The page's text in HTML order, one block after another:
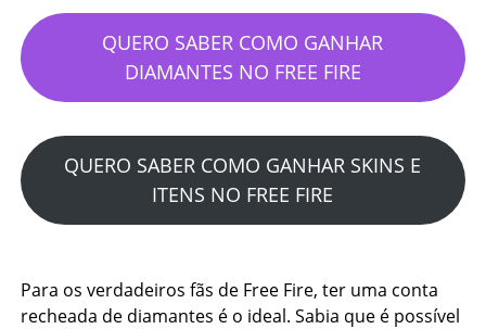
QUERO SABER COMO GANHAR
DIAMANTES NO FREE FIRE
QUERO SABER COMO GANHAR SKINS E
ITENS NO FREE FIRE
Para os verdadeiros fãs de Free Fire, ter uma conta
recheada de diamantes é o ideal. Sabia que é possível